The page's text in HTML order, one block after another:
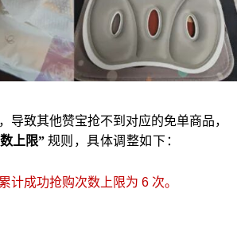
致其他赞宝抢不到对应的免单商品，
上限” 规则，具体调整如下：
计成功抢购次数上限为 6 次。